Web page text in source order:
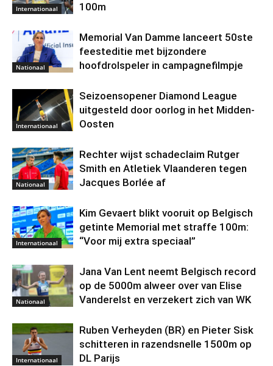
Internationaal
100m
Nationaal
Memorial Van Damme lanceert 50ste
feesteditie met bijzondere
hoofdrolspeler in campagnefilmpje
Internationaal
Seizoensopener Diamond League
uitgesteld door oorlog in het Midden-
Oosten
Nationaal
Rechter wijst schadeclaim Rutger
Smith en Atletiek Vlaanderen tegen
Jacques Borlée af
Internationaal
Kim Gevaert blikt vooruit op Belgisch
getinte Memorial met straffe 100m:
“Voor mij extra speciaal”
Nationaal
Jana Van Lent neemt Belgisch record
op de 5000m alweer over van Elise
Vanderelst en verzekert zich van WK
Internationaal
Ruben Verheyden (BR) en Pieter Sisk
schitteren in razendsnelle 1500m op
DL Parijs